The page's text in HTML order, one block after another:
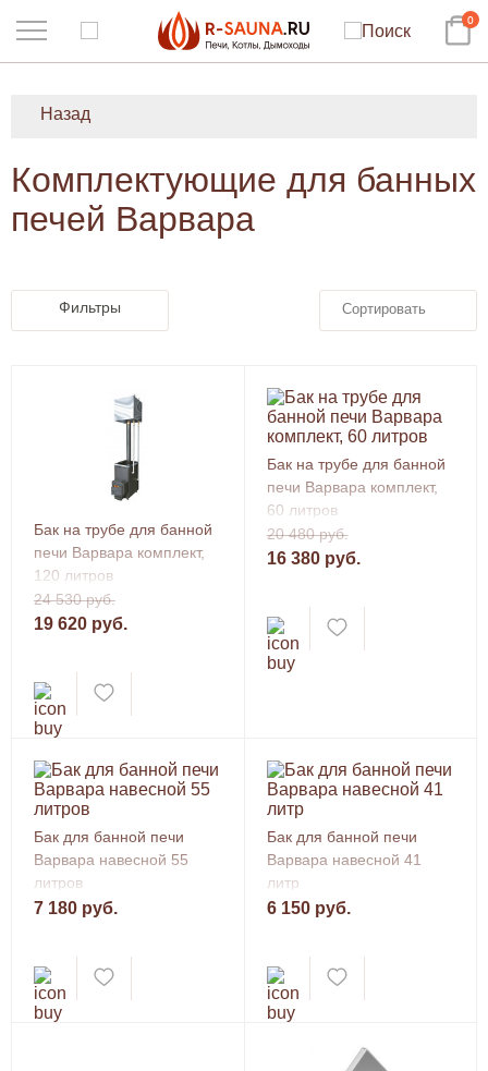
0
Назад
Комплектующие для банных
печей Варвара
Фильтры Сортировать
Бак на трубе для банной
печи Варвара комплект,
120 литров
24 530 руб.
19 620 руб.
Бак на трубе для банной
печи Варвара комплект,
60 литров
20 480 руб.
16 380 руб.
Бак для банной печи
Варвара навесной 55
литров
7 180 руб.
Бак для банной печи
Варвара навесной 41
литр
6 150 руб.